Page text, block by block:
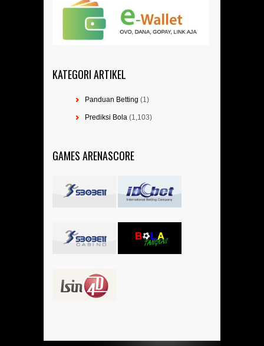
KATEGORI ARTIKEL
Panduan Betting (1)
Prediksi Bola (1,103)
GAMES ARENASCORE